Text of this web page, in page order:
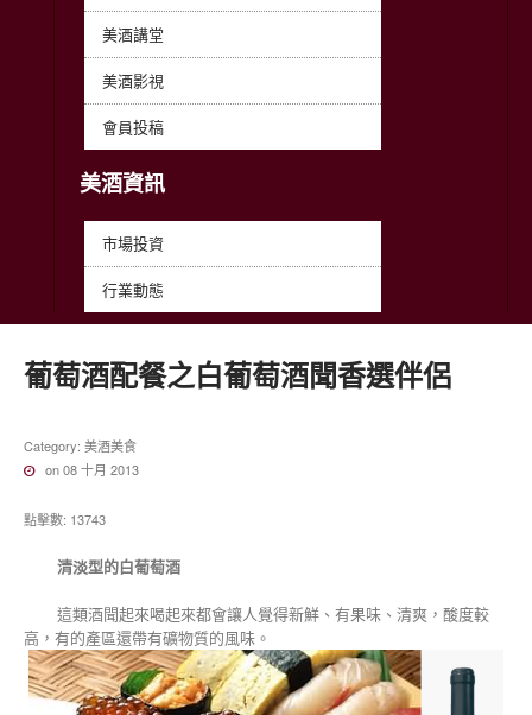
美酒講堂
美酒影視
會員投稿
美酒資訊
市場投資
行業動態
葡萄酒配餐之白葡萄酒聞香選伴侶
Category: 美酒美食
on 08 十月 2013
點擊數: 13743
清淡型的白葡萄酒
這類酒聞起來喝起來都會讓人覺得新鮮、有果味、清爽，酸度較
高，有的產區還帶有礦物質的風味。